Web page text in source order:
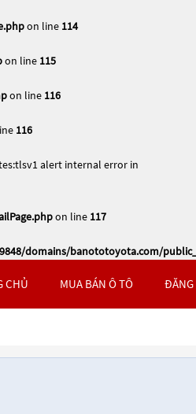
on line 114
on line 115
on line 116
116
alert internal error in
on line 117
domains/banototoyota.com/
CHỦ MUA BÁN Ô TÔ ĐĂNG